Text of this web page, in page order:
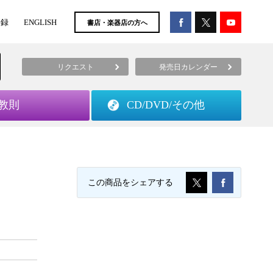
ENGLISH 書店・楽器店の方へ
リクエスト 発売日カレンダー
則 CD/DVD/その他
この商品をシェアする